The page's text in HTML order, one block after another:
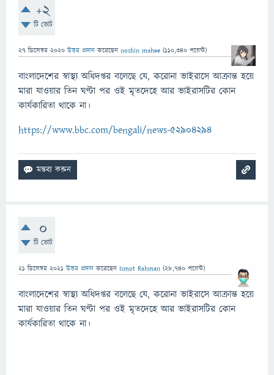
+2
টি ভোট
27 ডিসেম্বর 2020 উত্তর প্রদান করেছেন noshin mahee (110,340 পয়েন্ট)
বাংলাদেশের স্বাস্থ্য অধিদপ্তর বলেছে যে, করোনা ভাইরাসে আক্রান্ত হয়ে
মারা যাওয়ার তিন ঘণ্টা পর ওই মৃতদেহে আর ভাইরাসটির কোন
কার্যকারিতা থাকে না।
https://www.bbc.com/bengali/news-52904294
0
টি ভোট
21 ডিসেম্বর 2021 উত্তর প্রদান করেছেন Ismot Rahman (28,740 পয়েন্ট)
বাংলাদেশের স্বাস্থ্য অধিদপ্তর বলেছে যে, করোনা ভাইরাসে আক্রান্ত হয়ে
মারা যাওয়ার তিন ঘণ্টা পর ওই মৃতদেহে আর ভাইরাসটির কোন
কার্যকারিতা থাকে না।